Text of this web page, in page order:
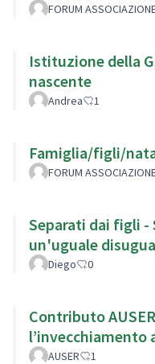
FORUM
Istituzione della
nascente
Andrea 1
Famiglia/figli/
FORUM
Separati dai figli -
un'uguale
Diego 0
Contributo
l’invecchiamento
AUSER 1